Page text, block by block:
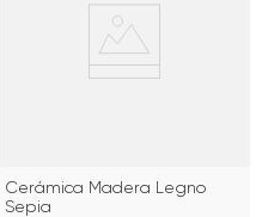
Cerámica Madera Legno
Sepia